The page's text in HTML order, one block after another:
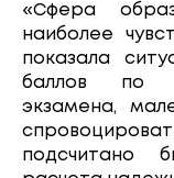
«Сфера
наиболее
показала
баллов по
экзамена,
подсчитано